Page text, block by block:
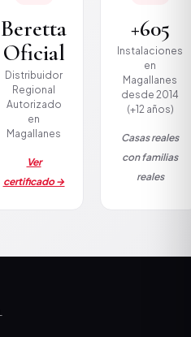
Beretta
Oficial
Distribuidor
Regional
Autorizado
en
Magallanes
Ver
certificado →
+605
Instalaciones
en
Magallanes
desde 2014
(+12 años)
Casas reales
con familias
reales